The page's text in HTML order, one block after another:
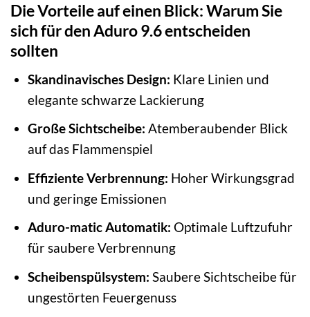
Die Vorteile auf einen Blick: Warum Sie
sich für den Aduro 9.6 entscheiden
sollten
Skandinavisches Design: Klare Linien und
elegante schwarze Lackierung
Große Sichtscheibe: Atemberaubender Blick
auf das Flammenspiel
Effiziente Verbrennung: Hoher Wirkungsgrad
und geringe Emissionen
Aduro-matic Automatik: Optimale Luftzufuhr
für saubere Verbrennung
Scheibenspülsystem: Saubere Sichtscheibe für
ungestörten Feuergenuss